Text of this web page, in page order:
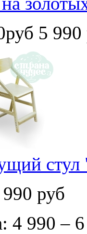
5 990
руб
4 990 –